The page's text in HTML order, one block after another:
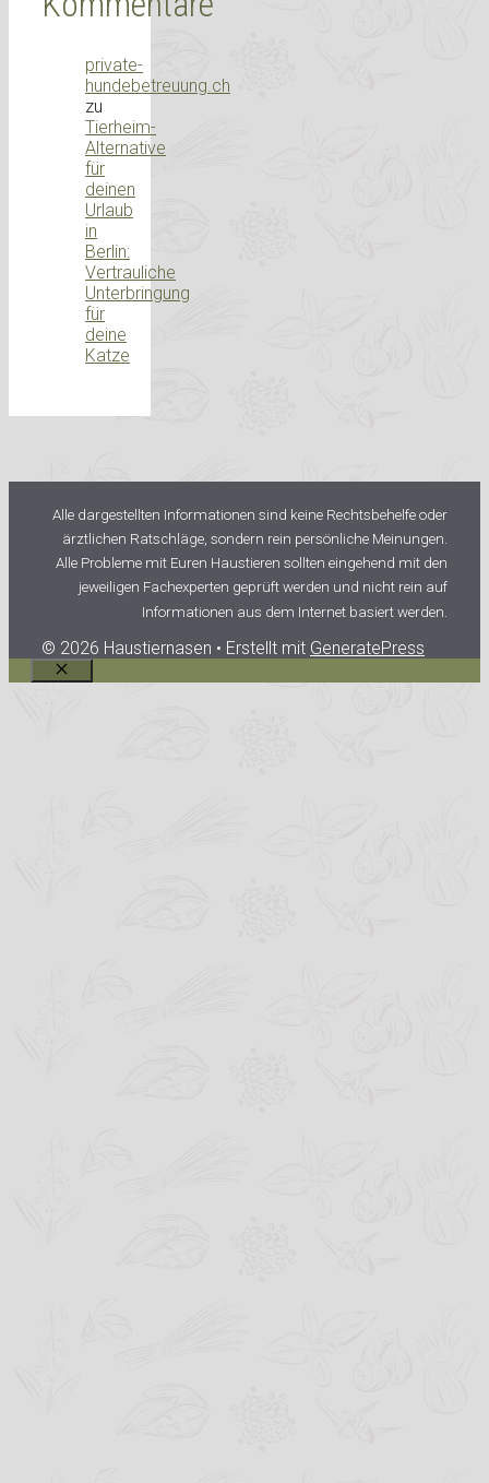
private-
hundebetreuung.ch
zu
Tierheim-
Alternative
für
deinen
Urlaub
in
Berlin:
Vertrauliche
Unterbringung
für
deine
Katze
Alle dargestellten Informationen sind keine Rechtsbehelfe oder
ärztlichen Ratschläge, sondern rein persönliche Meinungen.
Alle Probleme mit Euren Haustieren sollten eingehend mit den
jeweiligen Fachexperten geprüft werden und nicht rein auf
Informationen aus dem Internet basiert werden.
© 2026 Haustiernasen • Erstellt mit GeneratePress
Schließen